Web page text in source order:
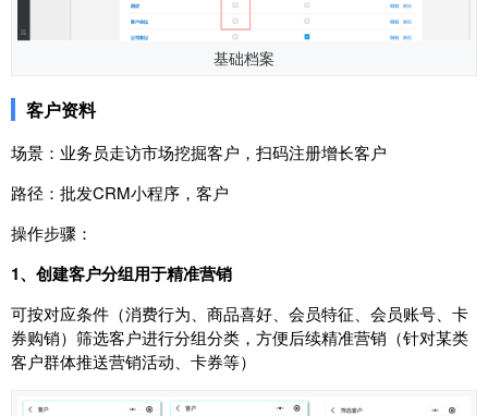
基础档案
客户资料
场景：业务员走访市场挖掘客户，扫码注册增长客户
路径：批发CRM小程序，客户
操作步骤：
1、创建客户分组用于精准营销
可按对应条件（消费行为、商品喜好、会员特征、会员账号、卡
券购销）筛选客户进行分组分类，方便后续精准营销（针对某类
客户群体推送营销活动、卡券等）